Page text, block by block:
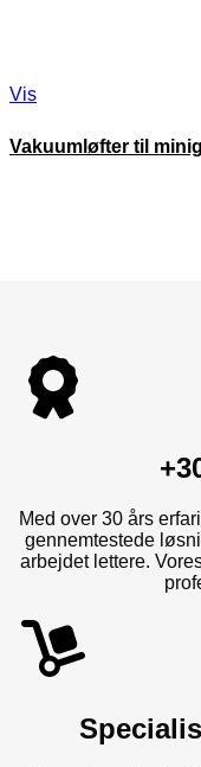
Vis
Vakuumløfter til
Med over 30 års
gennemtestede
arbejdet lettere.